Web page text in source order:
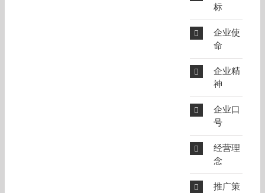
标
企业使
命
企业精
神
企业口
号
经营理
念
推广策